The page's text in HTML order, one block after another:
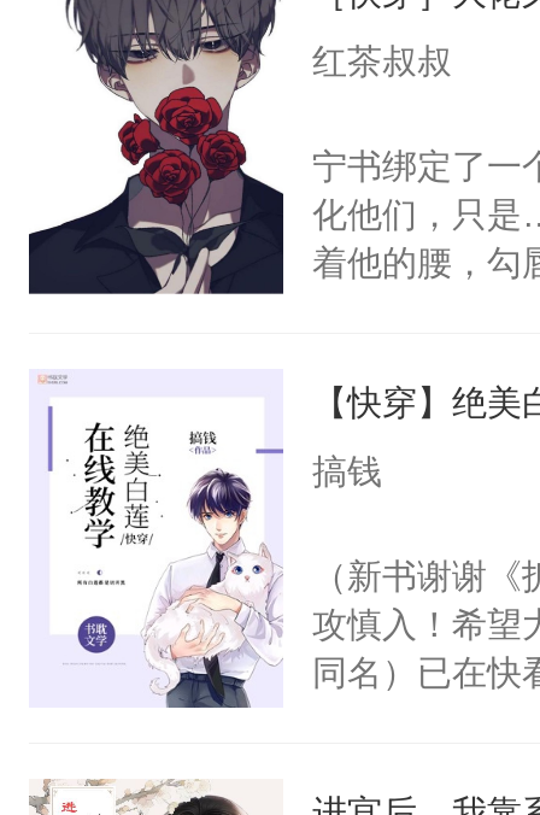
红茶叔叔
宁书绑定了一
化他们，只是
着他的腰，勾
来，给老公
用力——为你
【快穿】绝
搞钱
（新书谢谢
攻慎入！希望
同名）已在快